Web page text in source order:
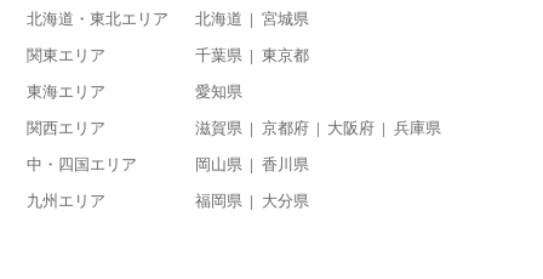
北海道・東北エリア 北海道 宮城県
関東エリア 千葉県 東京都
東海エリア 愛知県
関西エリア 滋賀県 京都府 大阪府 兵庫県
中・四国エリア 岡山県 香川県
九州エリア 福岡県 大分県